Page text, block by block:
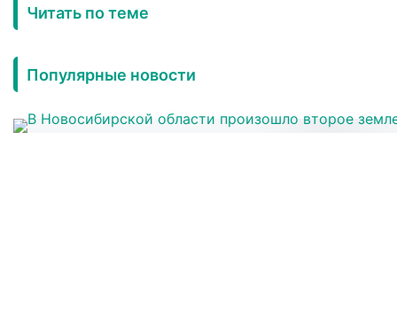
Читать по теме
Популярные новости